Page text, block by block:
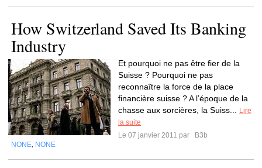
How Switzerland Saved Its Banking
Industry
Et pourquoi ne pas être fier de la
Suisse ? Pourquoi ne pas
reconnaître la force de la place
financière suisse ? A l’époque de la
chasse aux sorcières, la Suiss...
Lire
la suite
Le 07 janvier 2011 par
B3b
NONE NONE